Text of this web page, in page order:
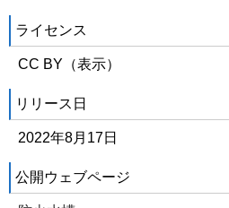
ライセンス
CC BY（表示）
リリース日
2022年8月17日
公開ウェブページ